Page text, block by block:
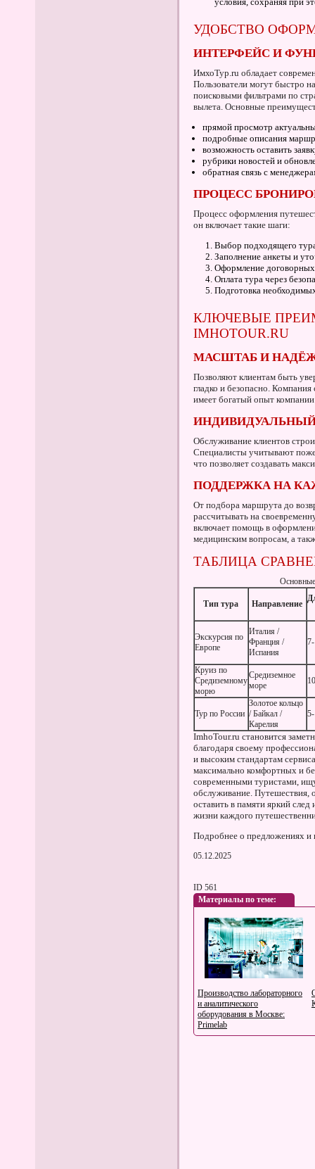
УДОБСТВО
ИНТЕРФЕЙС И
ИмхоТур.ru обладает
Пользователи могут быстро
поисковыми фильтрами по
вылета. Основные
прямой просмотр
подробные описания
возможность оставить
рубрики новостей и
обратная связь с
ПРОЦЕСС
Процесс оформления
он включает такие шаги:
Выбор подходящего
Заполнение анкеты и
Оформление
Оплата тура через
Подготовка
КЛЮЧЕВЫЕ
IMHOTOUR.RU
МАСШТАБ И
Позволяют клиентам быть
гладко и безопасно.
имеет богатый опыт
Обслуживание клиентов
Специалисты учитывают
что позволяет создавать
ПОДДЕРЖКА НА
От подбора маршрута до
рассчитывать на
включает помощь в
медицинским вопросам, а
ТАБЛИЦА
Тип тура Направление
Экскурсия по
Европе
Италия /
Франция /
Испания
Круиз по
Средиземному
морю
Средиземное
море
Тур по России
Золотое кольцо
/ Байкал /
Карелия
ImhoTour.ru становится
благодаря своему
и высоким стандартам
максимально комфортных и
современными туристами,
обслуживание. Путешествия,
оставить в памяти яркий след
жизни каждого
Подробнее о предложениях и
05.12.2025
ID 561
Материалы по теме:
Производство лабораторного
и аналитического
оборудования в Москве:
Primelab